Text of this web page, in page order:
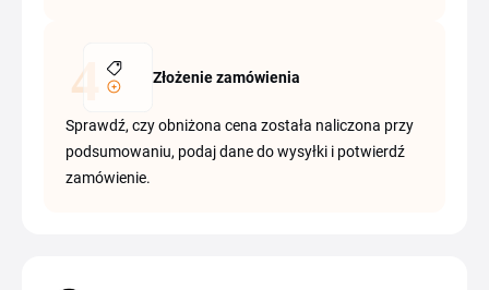
Złożenie zamówienia
Sprawdź, czy obniżona cena została naliczona przy
podsumowaniu, podaj dane do wysyłki i potwierdź
zamówienie.